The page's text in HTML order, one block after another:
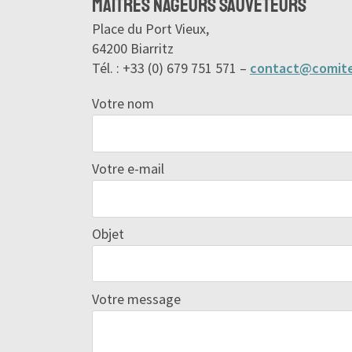
Maîtres Nageurs Sauveteurs
Place du Port Vieux,
64200 Biarritz
Tél. : +33 (0) 679 751 571 –
Votre nom
Votre e-mail
Objet
Votre message